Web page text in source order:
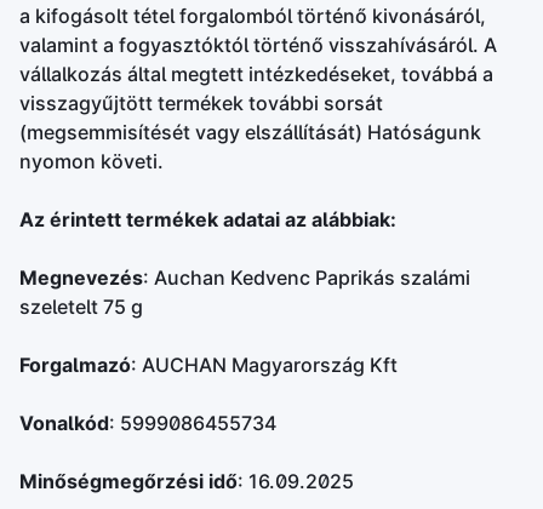
a kifogásolt tétel forgalomból történő kivonásáról,
valamint a fogyasztóktól történő visszahívásáról. A
vállalkozás által megtett intézkedéseket, továbbá a
visszagyűjtött termékek további sorsát
(megsemmisítését vagy elszállítását) Hatóságunk
nyomon követi.
Az érintett termékek adatai az alábbiak:
Megnevezés: Auchan Kedvenc Paprikás szalámi
szeletelt 75 g
Forgalmazó: AUCHAN Magyarország Kft
Vonalkód: 5999086455734
Minőségmegőrzési idő: 16.09.2025